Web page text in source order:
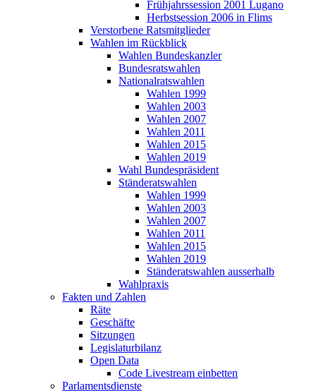
Frühjahrssession 2001 Lugano
Herbstsession 2006 in Flims
Verstorbene Ratsmitglieder
Wahlen im Rückblick
Wahlen Bundeskanzler
Bundesratswahlen
Nationalratswahlen
Wahlen 1999
Wahlen 2003
Wahlen 2007
Wahlen 2011
Wahlen 2015
Wahlen 2019
Wahl Bundespräsident
Ständeratswahlen
Wahlen 1999
Wahlen 2003
Wahlen 2007
Wahlen 2011
Wahlen 2015
Wahlen 2019
Ständeratswahlen ausserhalb
Wahlpraxis
Fakten und Zahlen
Räte
Geschäfte
Sitzungen
Legislaturbilanz
Open Data
Code Livestream einbetten
Parlamentsdienste